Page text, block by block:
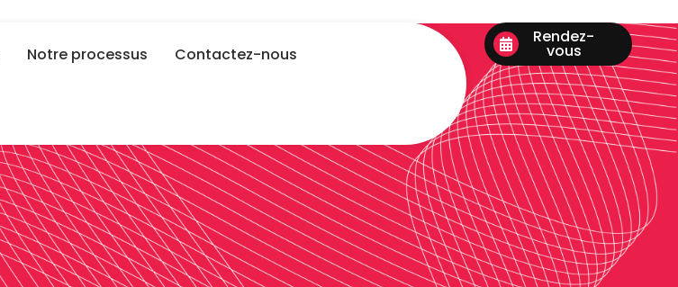
Notre processus Contactez-nous
Rendez-
vous